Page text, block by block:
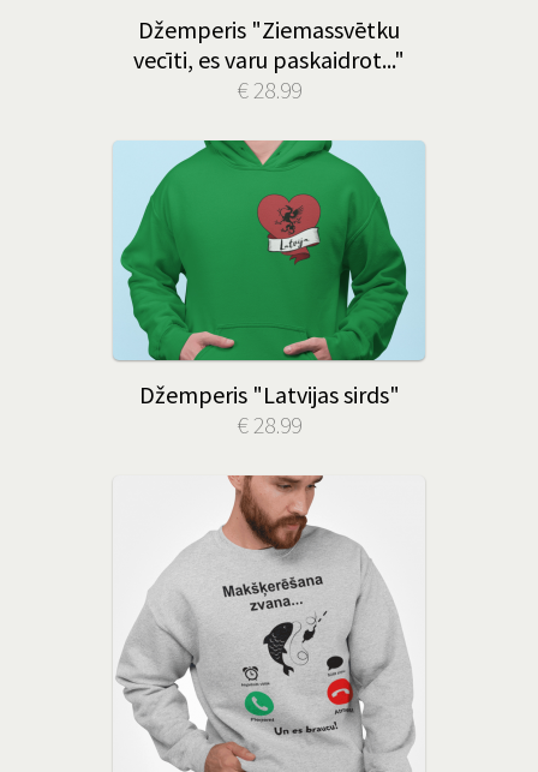
Džemperis "Ziemassvētku
vecīti, es varu paskaidrot..."
€ 28.99
Džemperis "Latvijas sirds"
€ 28.99